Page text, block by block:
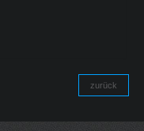
zurück